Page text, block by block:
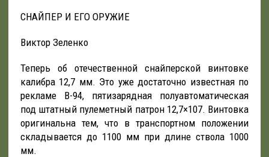
СНАЙПЕР И ЕГО ОРУЖИЕ
Виктор Зеленко
Теперь об отечественной снайперской винтовке
калибра 12,7 мм. Это уже достаточно известная по
рекламе В-94, пятизарядная полуавтоматическая
под штатный пулеметный патрон 12,7×107. Винтовка
оригинальна тем, что в транспортном положении
складывается до 1100 мм при длине ствола 1000
мм.